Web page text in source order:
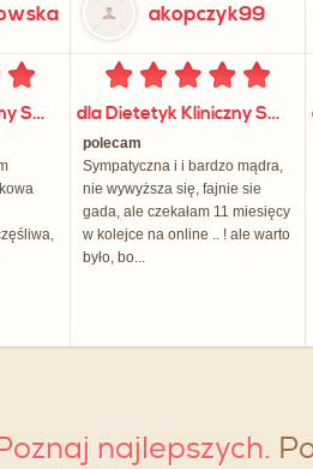
dla Dietetyk Kliniczny Sylwia Orłowska
akopczyk99
dla Dietetyk Kliniczny Sylwia Orłowska
polecam
Sympatyczna i i bardzo mądra,
nie wywyższa się, fajnie sie
gada, ale czekałam 11 miesięcy
w kolejce na online .. ! ale warto
było, bo...
najlepszych.